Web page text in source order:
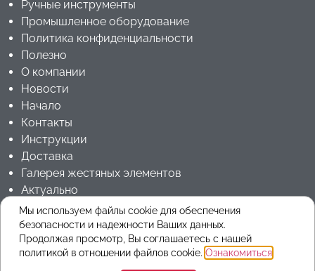
Ручные инструменты
Промышленное оборудование
Политика конфиденциальности
Полезно
О компании
Новости
Начало
Контакты
Инструкции
Доставка
Галерея жестяных элементов
Актуально
Jouanel Industrie RU
Copyrights 2025 © ARMmetals
Мы используем файлы cookie для обеспечения
безопасности и надежности Ваших данных.
Продолжая просмотр, Вы соглашаетесь с нашей
политикой в ​​отношении файлов cookie. Ознакомиться.